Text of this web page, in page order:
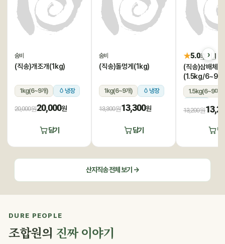
숨비
(직송)개조개(1kg)
1kg(6~9개) 냉장
20,000원20,000원
담기
숨비
(직송)돌멍게(1kg)
1kg(6~9개) 냉장
13,300원13,300원
담기
★5.0후기 1
(직송)삼배체굴
(1.5kg/6~9
1.5kg(6~9미)
13,200원
담
산지직송 전체 보기 →
DURE PEOPLE
조합원의 진짜 이야기